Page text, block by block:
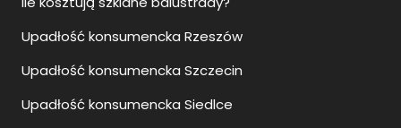
Upadłość konsumencka Rzeszów
Upadłość konsumencka Szczecin
Upadłość konsumencka Siedlce